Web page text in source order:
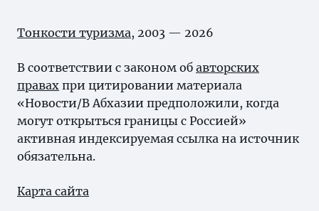
Тонкости туризма, 2003 — 2026
В соответствии с законом об авторских
правах при цитировании материала
«Новости/В Абхазии предположили, когда
могут открыться границы с Россией»
активная индексируемая ссылка на источник
обязательна.
Карта сайта